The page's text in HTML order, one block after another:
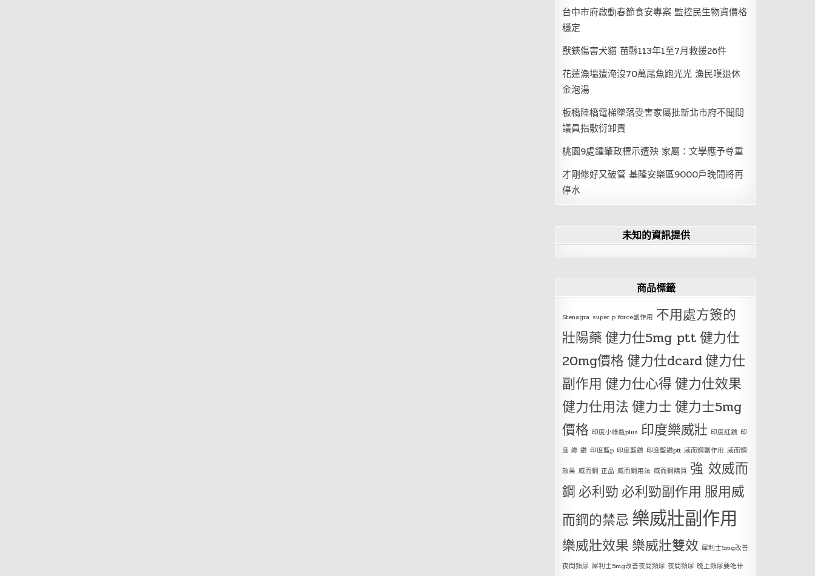
台中市府啟動春節食安專案 監控民生物資價格
穩定
獸鋏傷害犬貓 苗縣113年1至7月救援26件
花蓮漁塭遭淹沒70萬尾魚跑光光 漁民嘆退休
金泡湯
板橋陸橋電梯墜落受害家屬批新北市府不聞問
議員指敷衍卸責
桃園9處鍾肇政標示遭殃 家屬：文學應予尊重
才剛修好又破管 基隆安樂區9000戶晚間將再
停水
未知的資訊提供
商品標籤
Stenagra super p force副作用 不用處方簽的
壯陽藥健力仕5mg ptt健力仕
20mg價格健力仕dcard健力仕
副作用 健力仕心得健力仕效果
健力仕用法健力士健力士5mg
價格 印度小綠瓶plus 印度樂威壯 印度紅鑽 印
度 綠 鑽 印度藍p 印度藍鑽 印度藍鑽ptt 威而鋼副作用 威而鋼
效果 威而鋼 正品 威而鋼用法 威而鋼購買 強 效威而
鋼 必利勁 必利勁副作用 服用威
而鋼的禁忌 樂威壯副作用
樂威壯效果 樂威壯雙效 犀利士5mg改善
夜間頻尿 犀利士5mg改善夜間頻尿 夜間頻尿 晚上頻尿要吃什